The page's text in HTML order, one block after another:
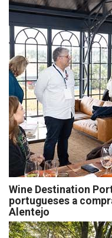
Wine Destination
portugueses a
Alentejo